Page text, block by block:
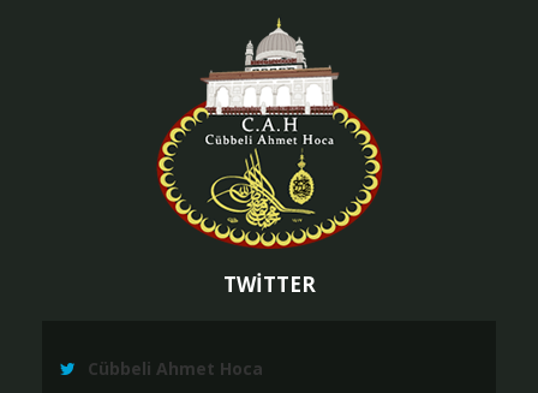
TWİTTER
Cübbeli Ahmet Hoca